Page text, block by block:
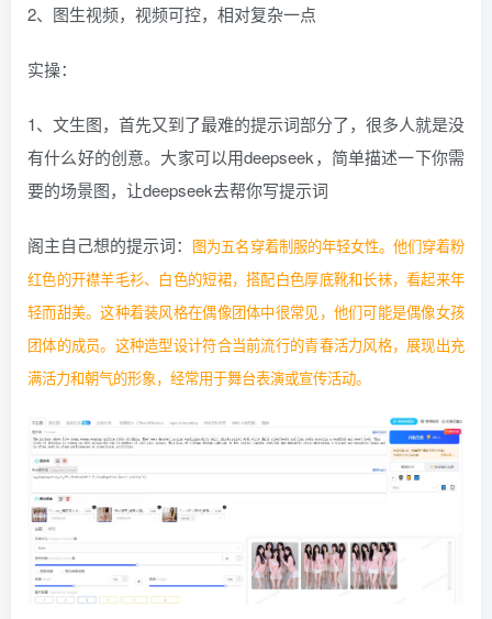
2、图生视频，视频可控，相对复杂一点
实操：
1、文生图，首先又到了最难的提示词部分了，很多人就是没
有什么好的创意。大家可以用deepseek，简单描述一下你需
要的场景图，让deepseek去帮你写提示词
阁主自己想的提示词： 图为五名穿着制服的年轻女性。他们穿着粉
红色的开襟羊毛衫、白色的短裙，搭配白色厚底靴和长袜，看起来年
轻而甜美。这种着装风格在偶像团体中很常见，他们可能是偶像女孩
团体的成员。这种造型设计符合当前流行的青春活力风格，展现出充
满活力和朝气的形象，经常用于舞台表演或宣传活动。